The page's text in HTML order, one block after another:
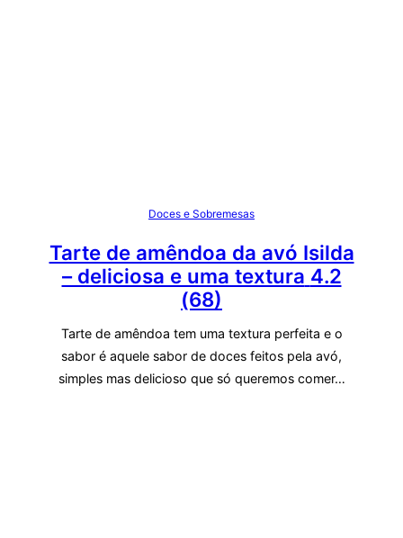
Doces e Sobremesas
Tarte de amêndoa da avó Isilda
– deliciosa e uma textura 4.2
(68)
Tarte de amêndoa tem uma textura perfeita e o
sabor é aquele sabor de doces feitos pela avó,
simples mas delicioso que só queremos comer…